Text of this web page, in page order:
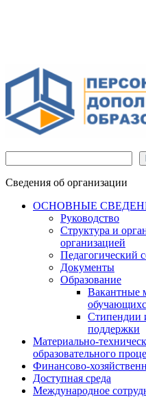
Сведения об организации
ОСНОВНЫЕ
Руководство
Структура и
организацией
Педагогический
Документы
Образование
Вакантные
Стипендии
поддержки
Материально-
образовательного
Финансово-
Доступная среда
Международное